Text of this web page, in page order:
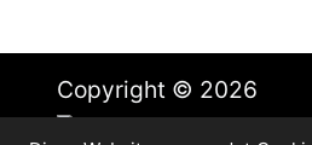
Copyright © 2026